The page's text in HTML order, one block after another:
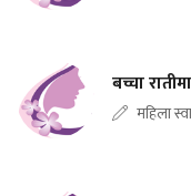
बच्चा
महिला